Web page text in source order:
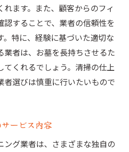
ます。また、顧客からのフィ
認することで、業者の信頼性を
。特に、経験に基づいた適切な
業者は、お墓を長持ちさせるた
てくれるでしょう。清掃の仕上
者選びは慎重に行いたいもので
ービス内容
ング業者は、さまざまな独自の